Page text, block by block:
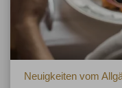
Neuigkeiten vom